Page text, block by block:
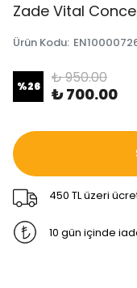
Zade Vital
Ürün Kodu:
%26 ₺ 950.00
₺ 700.00
450 TL üzeri
10 gün içinde